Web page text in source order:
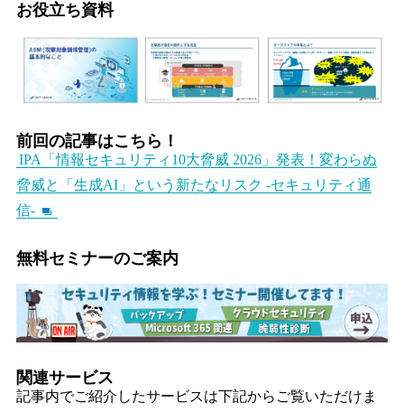
お役立ち資料
前回の記事はこちら！
IPA「情報セキュリティ10大脅威 2026」発表！変わらぬ
脅威と「生成AI」という新たなリスク -セキュリティ通
信-
無料セミナーのご案内
関連サービス
記事内でご紹介したサービスは下記からご覧いただけま